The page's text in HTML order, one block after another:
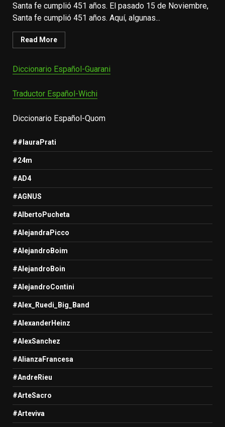
Santa fe cumplió 451 años. El pasado 15 de Noviembre,
Santa fe cumplió 451 años. Aquí, algunas...
Read More
Diccionario Español-Guarani
Traductor Español-Wichi
Diccionario Español-Quom
##lauraPrati
#24m
#AD4
#AGNUS
#AlbertoPucheta
#AlejandraPicco
#AlejandroBoim
#AlejandroBoin
#AlejandroContini
#Alex_Ruedi_Big_Band
#AlexanderHeinz
#AlexSanchez
#AlianzaFrancesa
#AndreRieu
#ArteSacro
#Arteviva